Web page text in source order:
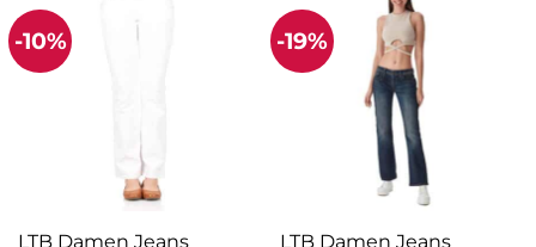
-10%
LTB Damen Jeans
-19%
LTB Damen Jeans